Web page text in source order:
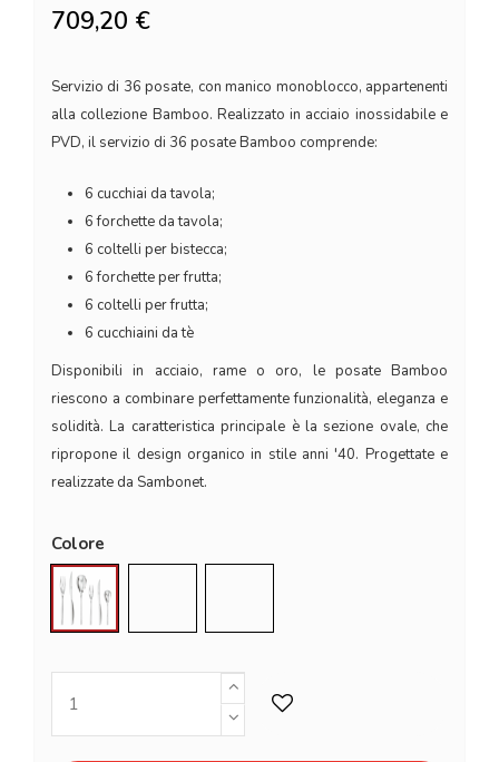
709,20 €
Servizio di 36 posate, con manico monoblocco, appartenenti
alla collezione Bamboo. Realizzato in acciaio inossidabile e
PVD, il servizio di 36 posate Bamboo comprende:
6 cucchiai da tavola;
6 forchette da tavola;
6 coltelli per bistecca;
6 forchette per frutta;
6 coltelli per frutta;
6 cucchiaini da tè
Disponibili in acciaio, rame o oro, le posate Bamboo
riescono a combinare perfettamente funzionalità, eleganza e
solidità. La caratteristica principale è la sezione ovale, che
ripropone il design organico in stile anni '40. Progettate e
realizzate da Sambonet.
Colore
Acciaio